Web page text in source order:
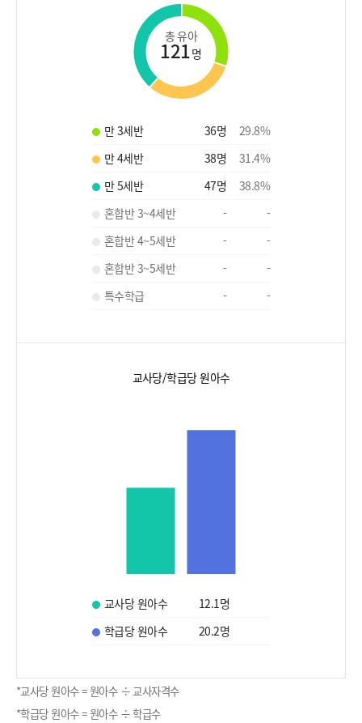
총 유아
121명
만 3세반 36명 29.8%
만 4세반
38명 31.4%
만 5세반
47명 38.8%
혼합반 3~4세반
-
-
혼합반 4~5세반
-
-
혼합반 3~5세반
-
-
특수학급
- -
교사당/학급당 원아수
교사당 원아수 12.1명
학급당 원아수
20.2명
*교사당 원아수 = 원아수 ÷ 교사자격수
*학급당 원아수 = 원아수 ÷ 학급수